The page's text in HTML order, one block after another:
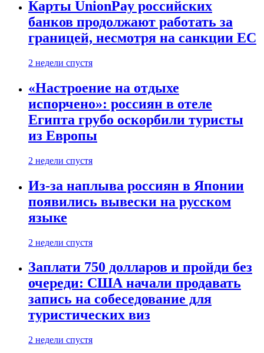
Карты UnionPay российских
банков продолжают работать за
границей, несмотря на санкции ЕС
2 недели спустя
«Настроение на отдыхе
испорчено»: россиян в отеле
Египта грубо оскорбили туристы
из Европы
2 недели спустя
Из-за наплыва россиян в Японии
появились вывески на русском
языке
2 недели спустя
Заплати 750 долларов и пройди без
очереди: США начали продавать
запись на собеседование для
туристических виз
2 недели спустя